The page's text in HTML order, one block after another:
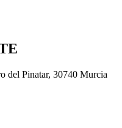
del Pinatar, 30740 Murcia